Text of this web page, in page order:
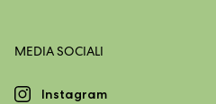
MEDIA SOCIALI
Instagram